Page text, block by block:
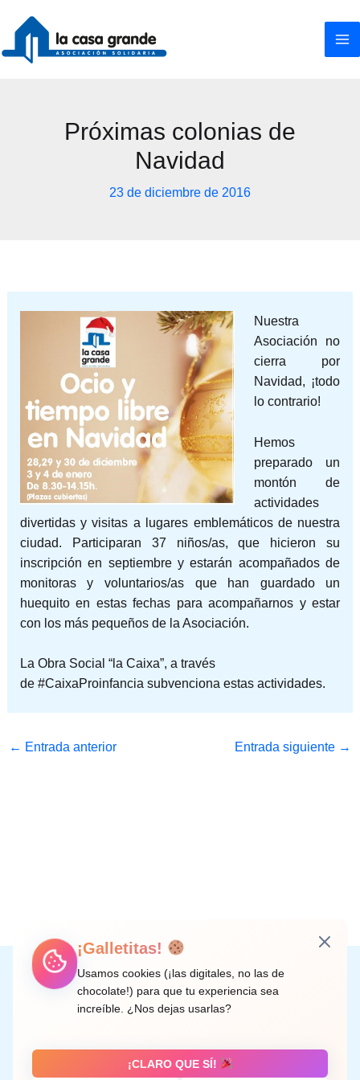
contenido
Próximas colonias de
Navidad
23 de diciembre de 2016
Nuestra
Asociación no
cierra por
Navidad, ¡todo
lo contrario!
Hemos
preparado un
montón de
actividades
divertidas y visitas a lugares emblemáticos de nuestra
ciudad. Participaran 37 niños/as, que hicieron su
inscripción en septiembre y estarán acompañados de
monitoras y voluntarios/as que han guardado un
huequito en estas fechas para acompañarnos y estar
con los más pequeños de la Asociación.
La Obra Social “la Caixa”, a través
de #CaixaProinfancia subvenciona estas actividades.
← Entrada anterior Entrada siguiente →
Instagram
Facebook
X LinkedIn
Correo electrónico
C/ Doctor Rodríguez de la Fuente, 8 València
¡Galletitas!
Usamos cookies (¡las digitales, no las de
chocolate!) para que tu experiencia sea
increíble. ¿Nos dejas usarlas?
¡CLARO QUE SÍ!